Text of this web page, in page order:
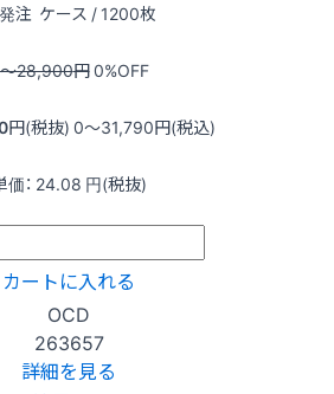
注 ケース / 1200枚
28,900円0%OFF
円(税抜) 0〜31,790円(税込)
価： 24.08 円(税抜)
カートに入れる
OCD
263657
詳細を見る